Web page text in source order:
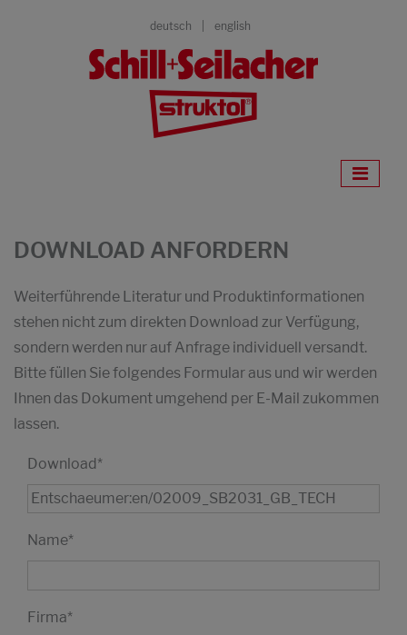
deutsch english
DOWNLOAD ANFORDERN
Weiterführende Literatur und Produktinformationen
stehen nicht zum direkten Download zur Verfügung,
sondern werden nur auf Anfrage individuell versandt.
Bitte füllen Sie folgendes Formular aus und wir werden
Ihnen das Dokument umgehend per E-Mail zukommen
lassen.
Download*
Name*
Firma*